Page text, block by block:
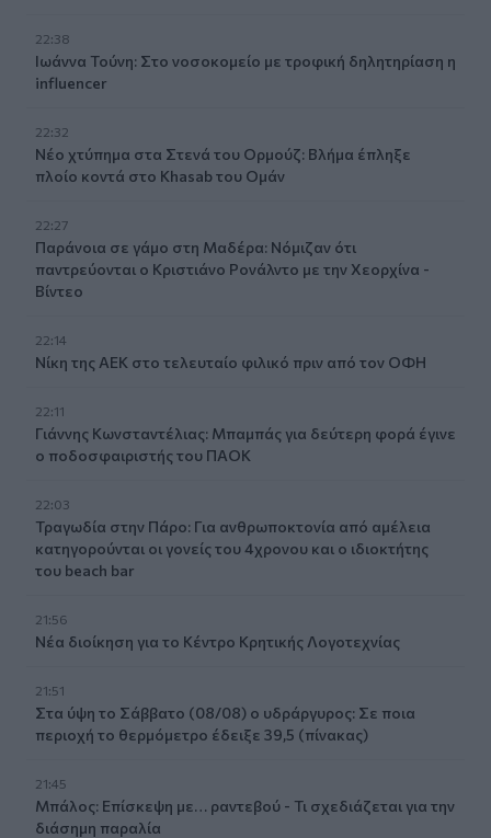
22:38
Ιωάννα Τούνη: Στο νοσοκομείο με τροφική δηλητηρίαση η
influencer
22:32
Νέο χτύπημα στα Στενά του Ορμούζ: Βλήμα έπληξε
πλοίο κοντά στο Khasab του Ομάν
22:27
Παράνοια σε γάμο στη Μαδέρα: Νόμιζαν ότι
παντρεύονται ο Κριστιάνο Ρονάλντο με την Χεορχίνα -
Βίντεο
22:14
Nίκη της ΑΕΚ στο τελευταίο φιλικό πριν από τον ΟΦΗ
22:11
Γιάννης Κωνσταντέλιας: Μπαμπάς για δεύτερη φορά έγινε
ο ποδοσφαιριστής του ΠΑΟΚ
22:03
Τραγωδία στην Πάρο: Για ανθρωποκτονία από αμέλεια
κατηγορούνται οι γονείς του 4χρονου και ο ιδιοκτήτης
του beach bar
21:56
Νέα διοίκηση για το Κέντρο Κρητικής Λογοτεχνίας
21:51
Στα ύψη το Σάββατο (08/08) ο υδράργυρος: Σε ποια
περιοχή το θερμόμετρο έδειξε 39,5 (πίνακας)
21:45
Μπάλος: Επίσκεψη με… ραντεβού - Τι σχεδιάζεται για την
διάσημη παραλία